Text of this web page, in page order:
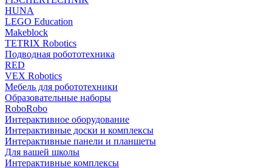
HUNA
LEGO Education
Makeblock
TETRIX Robotics
Подводная робототехника
RED
VEX Robotics
Мебель для робототехники
Образовательные наборы
RoboRobo
Интерактивное оборудование
Интерактивные доски и комплексы
Интерактивные панели и планшеты
Для вашей школы
Интерактивные комплексы